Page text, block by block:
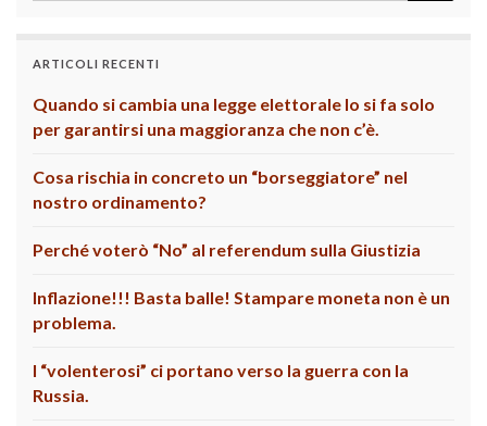
ARTICOLI RECENTI
Quando si cambia una legge elettorale lo si fa solo
per garantirsi una maggioranza che non c’è.
Cosa rischia in concreto un “borseggiatore” nel
nostro ordinamento?
Perché voterò “No” al referendum sulla Giustizia
Inflazione!!! Basta balle! Stampare moneta non è un
problema.
I “volenterosi” ci portano verso la guerra con la
Russia.